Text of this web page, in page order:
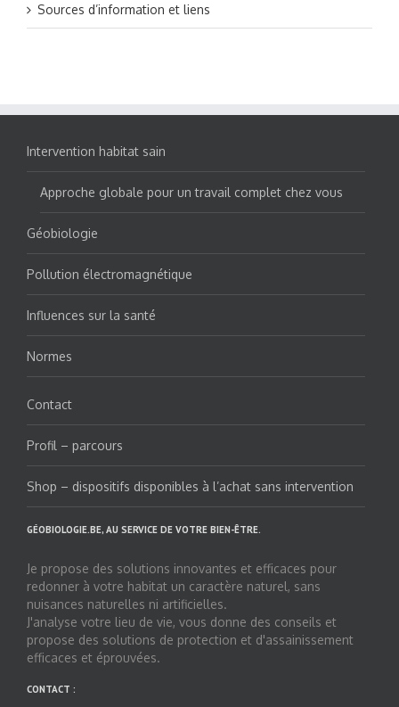
Sources d’information et liens
Intervention habitat sain
Approche globale pour un travail complet chez vous
Géobiologie
Pollution électromagnétique
Influences sur la santé
Normes
Contact
Profil – parcours
Shop – dispositifs disponibles à l’achat sans intervention
GÉOBIOLOGIE.BE, AU SERVICE DE VOTRE BIEN-ÊTRE.
Je propose des solutions innovantes et efficaces pour
redonner à votre habitat un caractère naturel, sans
nuisances naturelles ni artificielles.
J'analyse votre lieu de vie, vous donne des conseils et
propose des solutions de protection et d'assainissement
efficaces et éprouvées.
CONTACT :